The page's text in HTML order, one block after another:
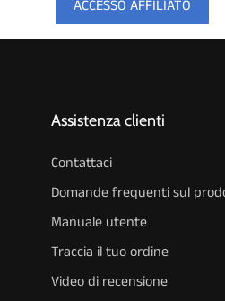
ACCESSO AFFILIATO
Assistenza clienti
Contattaci
Domande frequenti sul
Manuale utente
Traccia il tuo ordine
Video di recensione